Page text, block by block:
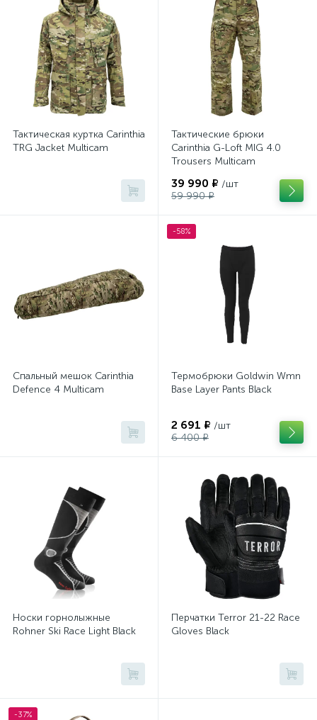
1
Тактическая куртка Carinthia
TRG Jacket Multicam
Тактические брюки
Carinthia G-Loft MIG 4.0
Trousers Multicam
39 990 ₽ /шт
59 990 ₽
Спальный мешок Carinthia
Defence 4 Multicam
-58%
Термобрюки Goldwin Wmn
Base Layer Pants Black
2 691 ₽ /шт
6 400 ₽
Носки горнолыжные
Rohner Ski Race Light Black
Перчатки Terror 21-22 Race
Gloves Black
-37%